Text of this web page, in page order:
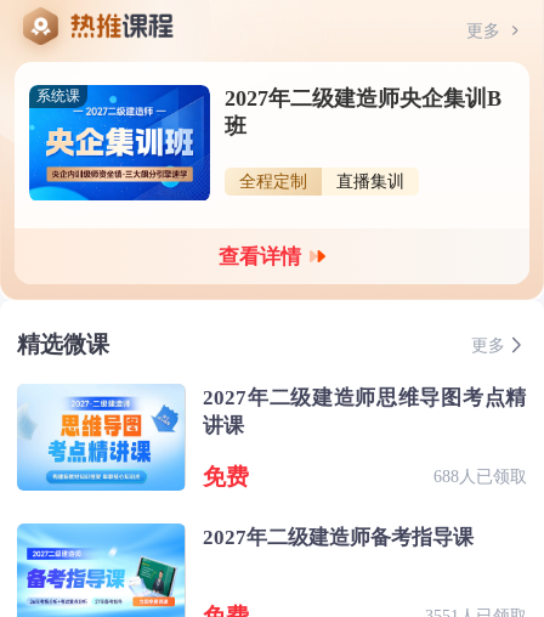
更多
系统课
2027年二级建造师央企集训B
班
全程定制 直播集训
查看详情
精选微课 更多
2027年二级建造师思维导图考点精
讲课
免费 688人已领取
2027年二级建造师备考指导课